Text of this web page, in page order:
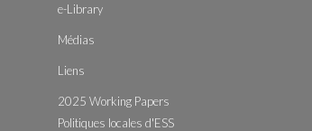
e-Library
Médias
Liens
2025 Working Papers
Politiques locales d'ESS